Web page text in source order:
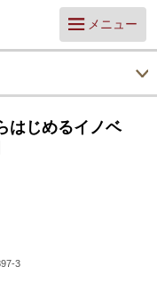
メニュー
はじめるイノベ
3